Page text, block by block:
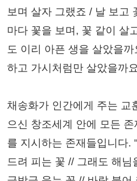
보며 살자 그랬죠 / 날 보고
마다 꽃을 보며, 꽃 같이 살
도 이리 아픈 생을 살았을
하고 가시처럼만 살았을까
채송화가 인간에게 주는 교
으신 창조세계 안에 모든
를 지시하는 존재들입니다.
드려 피는 꽃 // 그래도 해